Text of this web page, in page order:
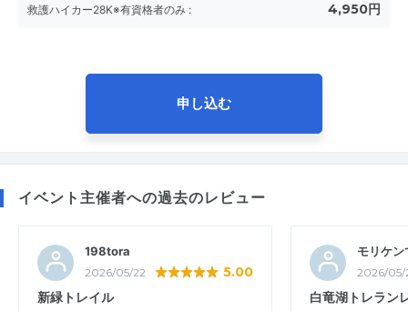
救護ハイカー28K※有資格者のみ : 4,950円
申し込む
イベント主催者への過去のレビュー
198tora
2026/05/22 5.00
新緑トレイル
モリケン
2026/
白竜湖トレラン